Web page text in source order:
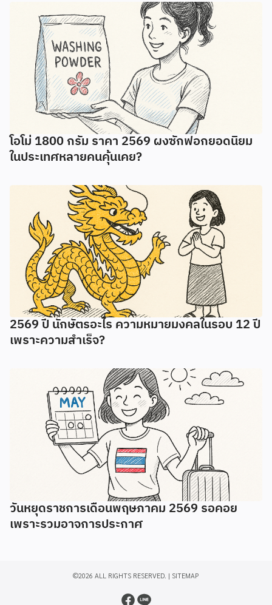
โอโม่ 1800 กรัม ราคา 2569 ผงซักฟอกยอดนิยม
ในประเทศหลายคนคุ้นเคย?
2569 ปี นักษัตรอะไร ความหมายมงคลในรอบ 12 ปี
เพราะความสำเร็จ?
วันหยุดราชการเดือนพฤษภาคม 2569 รอคอย
เพราะรวมอาจการประกาศ
©2026 ALL RIGHTS RESERVED. | SITEMAP